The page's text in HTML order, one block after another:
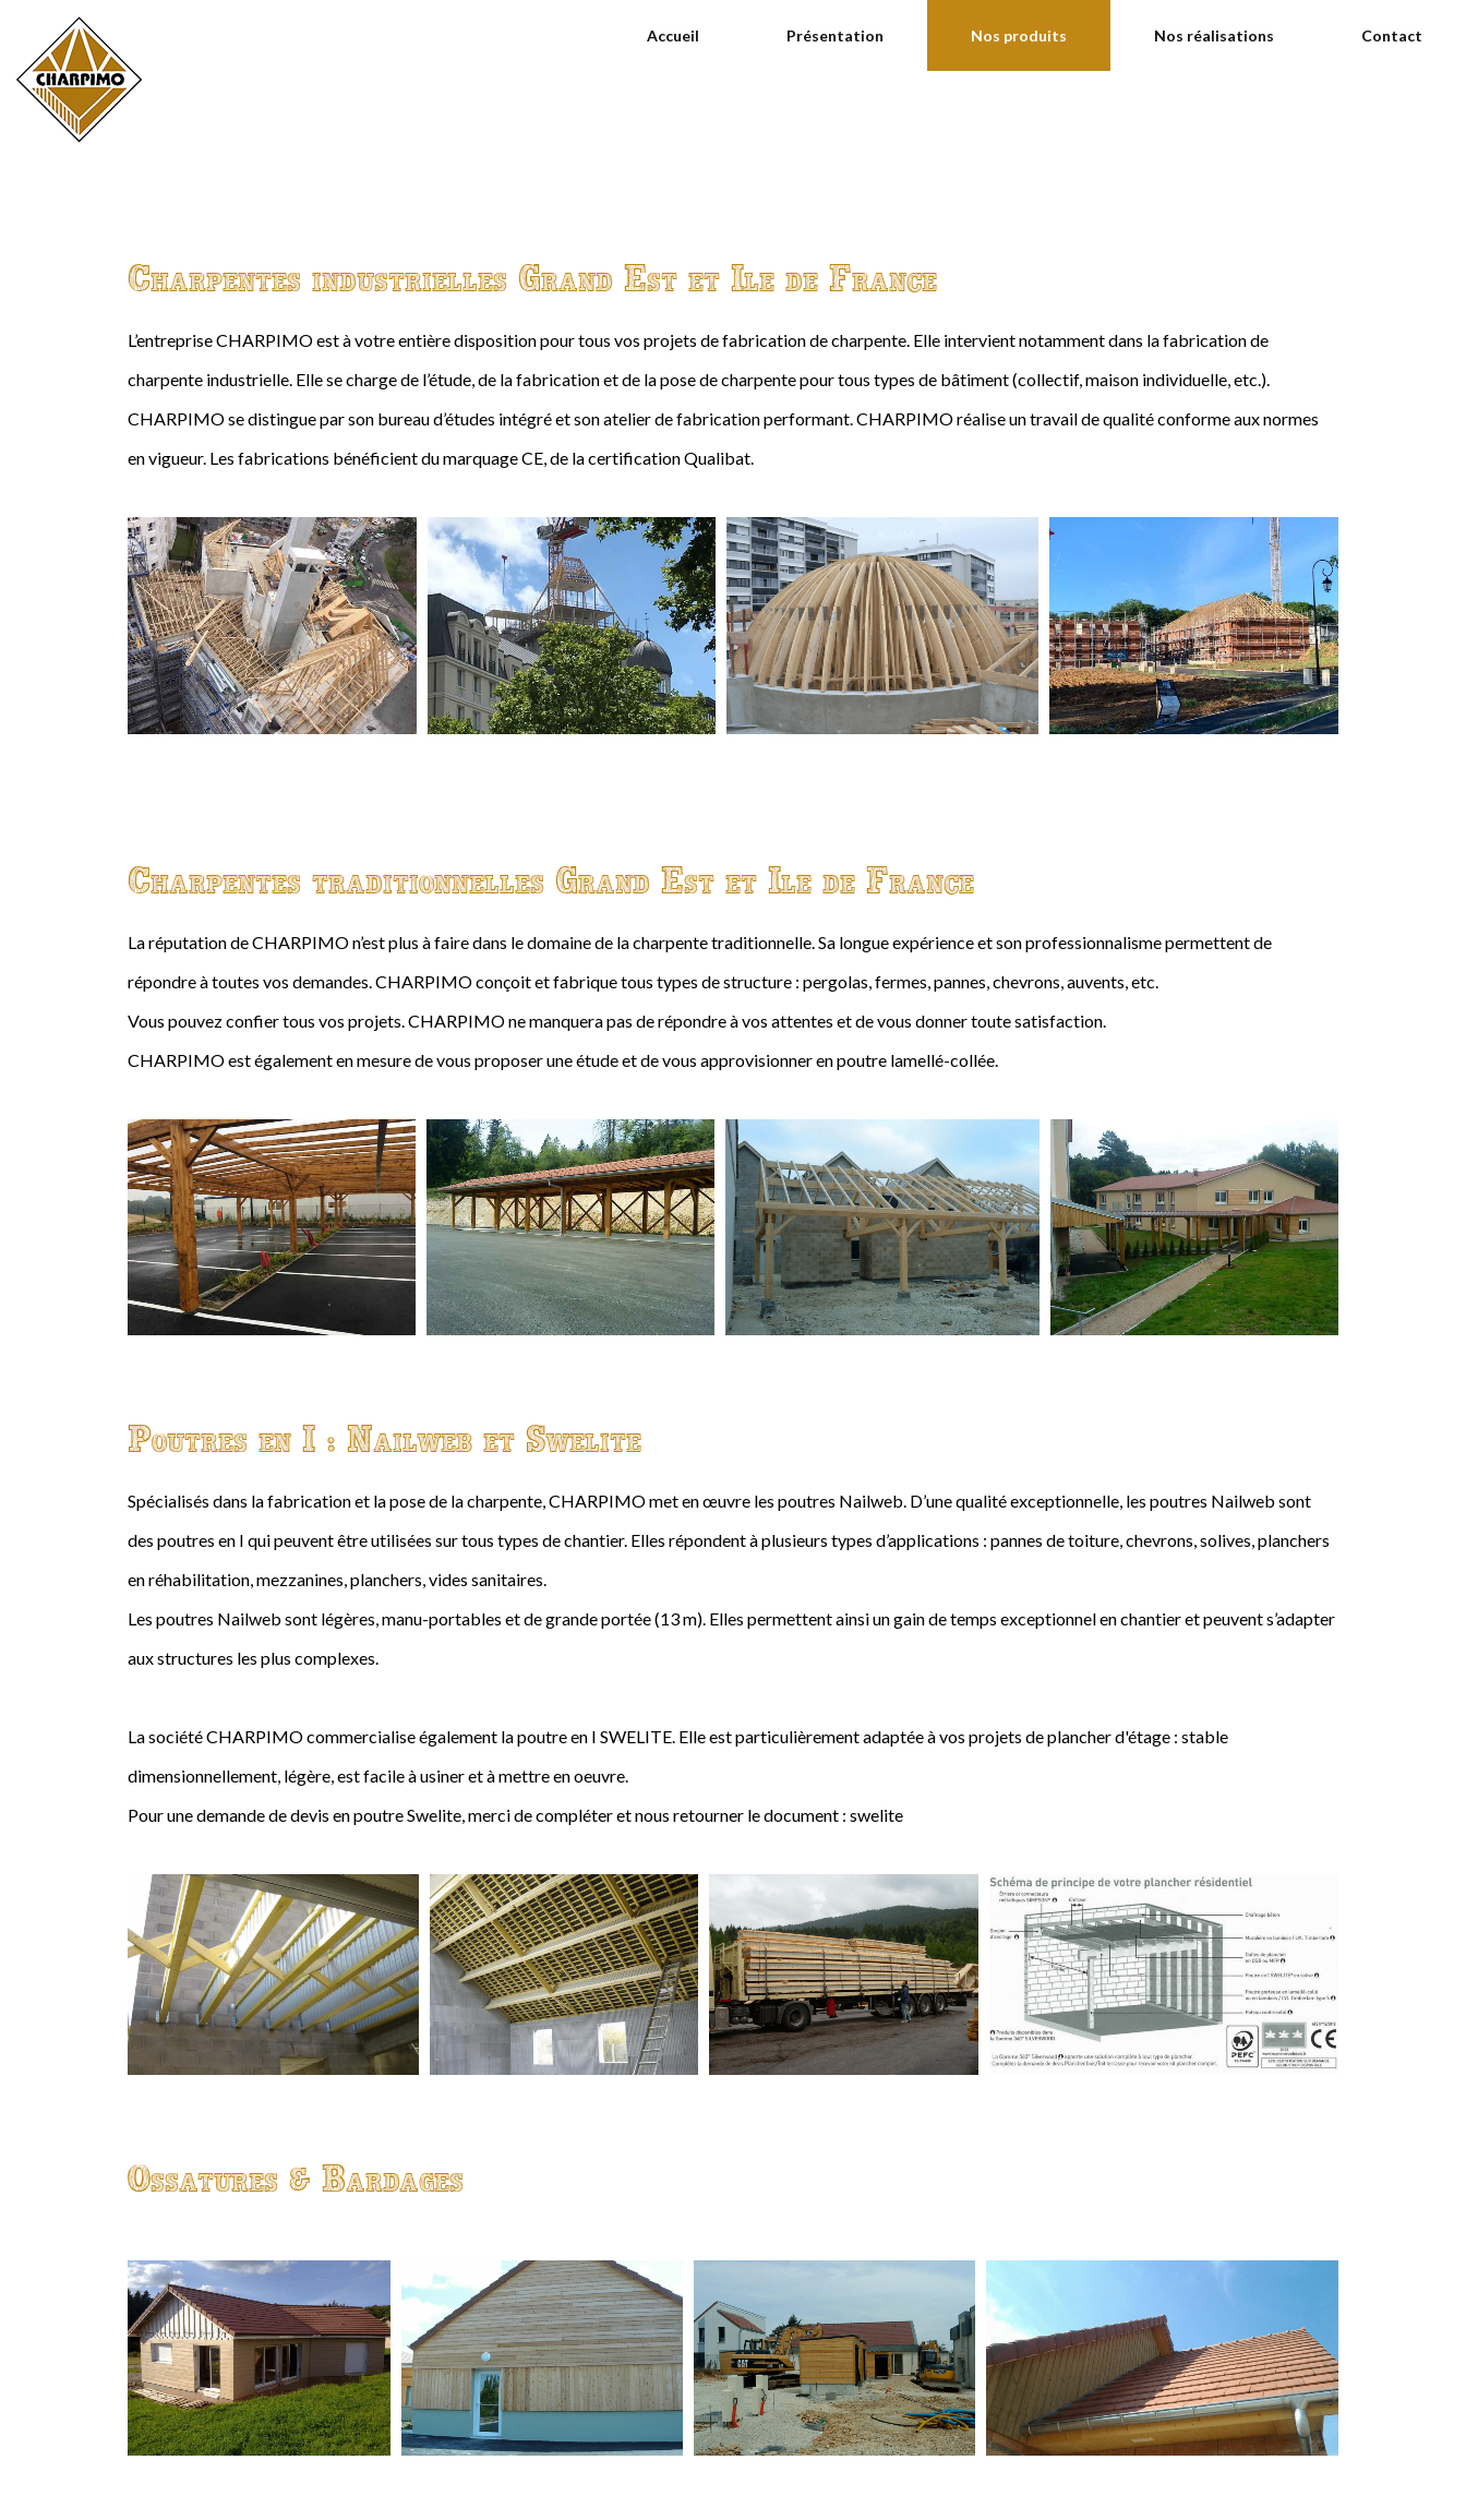
Accueil Présentation Nos produits Nos réalisations Contact
Charpentes industrielles Grand Est et Ile de France
L’entreprise CHARPIMO est à votre entière disposition pour tous vos projets de fabrication de charpente. Elle intervient notamment dans la fabrication de
charpente industrielle. Elle se charge de l’étude, de la fabrication et de la pose de charpente pour tous types de bâtiment (collectif, maison individuelle, etc.).
CHARPIMO se distingue par son bureau d’études intégré et son atelier de fabrication performant. CHARPIMO réalise un travail de qualité conforme aux normes
en vigueur. Les fabrications bénéficient du marquage CE, de la certification Qualibat.
Charpentes traditionnelles Grand Est et Ile de France
La réputation de CHARPIMO n’est plus à faire dans le domaine de la charpente traditionnelle. Sa longue expérience et son professionnalisme permettent de
répondre à toutes vos demandes. CHARPIMO conçoit et fabrique tous types de structure : pergolas, fermes, pannes, chevrons, auvents, etc.
Vous pouvez confier tous vos projets. CHARPIMO ne manquera pas de répondre à vos attentes et de vous donner toute satisfaction.
CHARPIMO est également en mesure de vous proposer une étude et de vous approvisionner en poutre lamellé-collée.
Poutres en I : Nailweb et Swelite
Spécialisés dans la fabrication et la pose de la charpente, CHARPIMO met en œuvre les poutres Nailweb. D’une qualité exceptionnelle, les poutres Nailweb sont
des poutres en I qui peuvent être utilisées sur tous types de chantier. Elles répondent à plusieurs types d’applications : pannes de toiture, chevrons, solives, planchers
en réhabilitation, mezzanines, planchers, vides sanitaires.
Les poutres Nailweb sont légères, manu-portables et de grande portée (13 m). Elles permettent ainsi un gain de temps exceptionnel en chantier et peuvent s’adapter
aux structures les plus complexes.
La société CHARPIMO commercialise également la poutre en I SWELITE. Elle est particulièrement adaptée à vos projets de plancher d'étage : stable
dimensionnellement, légère, est facile à usiner et à mettre en oeuvre.
Pour une demande de devis en poutre Swelite, merci de compléter et nous retourner le document : swelite
Ossatures & Bardages